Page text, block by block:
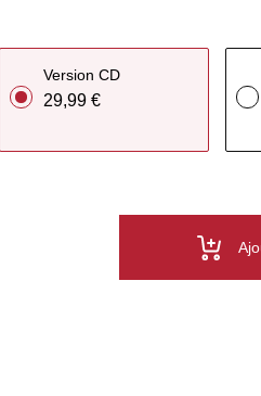
Version CD
29,99 €